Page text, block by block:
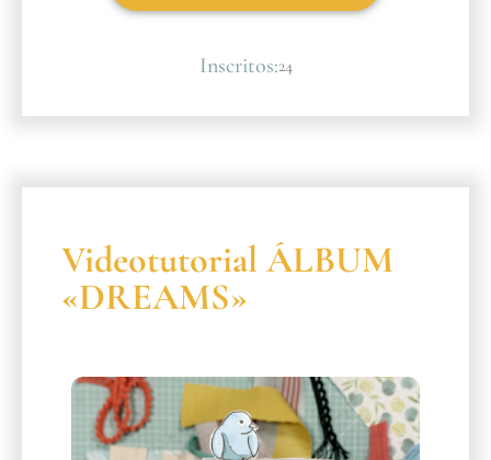
Inscritos:24
Videotutorial ÁLBUM
«DREAMS»